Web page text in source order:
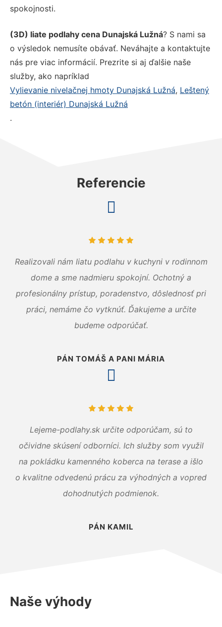
spokojnosti.
(3D) liate podlahy cena Dunajská Lužná? S nami sa
o výsledok nemusíte obávať. Neváhajte a kontaktujte
nás pre viac informácií. Prezrite si aj ďalšie naše
služby, ako napríklad
Vylievanie nivelačnej hmoty Dunajská Lužná, Leštený
betón (interiér) Dunajská Lužná
.
Referencie
Realizovali nám liatu podlahu v kuchyni v rodinnom
dome a sme nadmieru spokojní. Ochotný a
profesionálny prístup, poradenstvo, dôslednosť pri
práci, nemáme čo vytknúť. Ďakujeme a určite
budeme odporúčať.
PÁN TOMÁŠ A PANI MÁRIA
Lejeme-podlahy.sk určite odporúčam, sú to
očividne skúsení odborníci. Ich služby som využil
na pokládku kamenného koberca na terase a išlo
o kvalitne odvedenú prácu za výhodných a vopred
dohodnutých podmienok.
PÁN KAMIL
Naše výhody